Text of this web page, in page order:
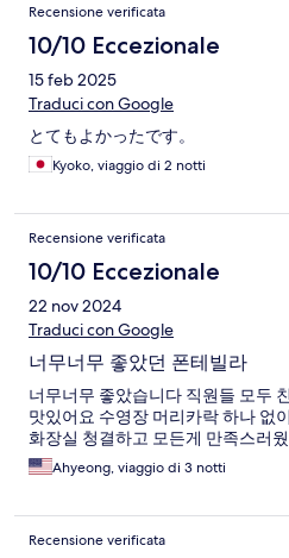
Recensione verificata
10/10 Eccezionale
15 feb 2025
Traduci con Google
とてもよかったです。
Kyoko, viaggio di 2 notti
Recensione verificata
10/10 Eccezionale
22 nov 2024
Traduci con Google
너무너무 좋았던 폰테빌라
너무너무 좋았습니다 직원들 모두
맛있어요 수영장 머리카락 하나 없
화장실 청결하고 모든게 만족스러
Ahyeong, viaggio di 3 notti
Recensione verificata